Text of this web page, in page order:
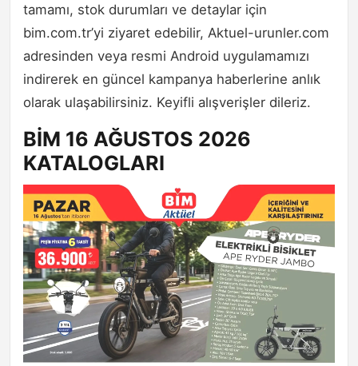
tamamı, stok durumları ve detaylar için
bim.com.tr’yi ziyaret edebilir, Aktuel-urunler.com
adresinden veya resmi Android uygulamamızı
indirerek en güncel kampanya haberlerine anlık
olarak ulaşabilirsiniz. Keyifli alışverişler dileriz.
BİM 16 AĞUSTOS 2026
KATALOGLARI